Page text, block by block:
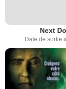
Next
Date de sortie